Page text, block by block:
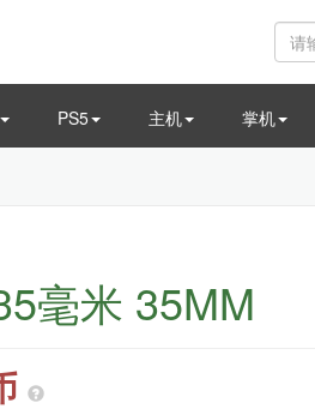
PS5 主机 掌机
毫米 35MM